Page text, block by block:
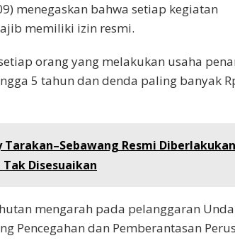
menegaskan bahwa setiap kegiatan
memiliki izin resmi.
orang yang melakukan usaha
5 tahun dan denda paling banyak
Resmi
Disesuaikan
mengarah pada pelanggaran
Pencegahan dan Pemberantasan